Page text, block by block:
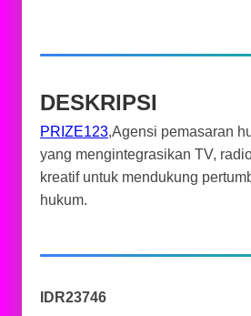
DESKRIPSI
PRIZE123,Agensi pemasaran
yang mengintegrasikan TV,
kreatif untuk mendukung
hukum.
IDR23746